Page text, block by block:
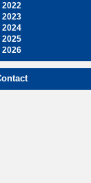
2022
2023
2024
2025
2026